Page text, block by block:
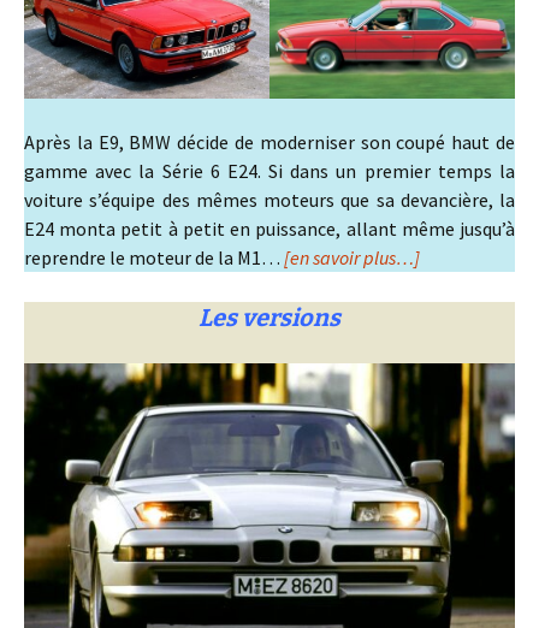
Après la E9, BMW décide de moderniser son coupé haut de
gamme avec la Série 6 E24. Si dans un premier temps la
voiture s’équipe des mêmes moteurs que sa devancière, la
E24 monta petit à petit en puissance, allant même jusqu’à
reprendre le moteur de la M1… [en savoir plus…]
Les versions